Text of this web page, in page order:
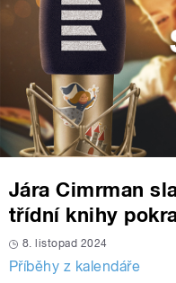
Jára Cimrman
třídní knihy
8. listopad 2024
Příběhy z kalendáře